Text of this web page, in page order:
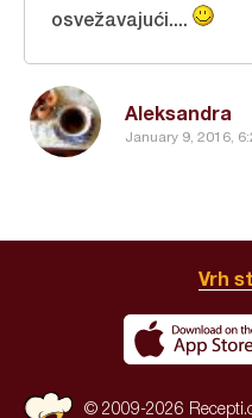
Aleksandra
January 9, 2016,
osvežavajući....
Vrh
© 2009-2026